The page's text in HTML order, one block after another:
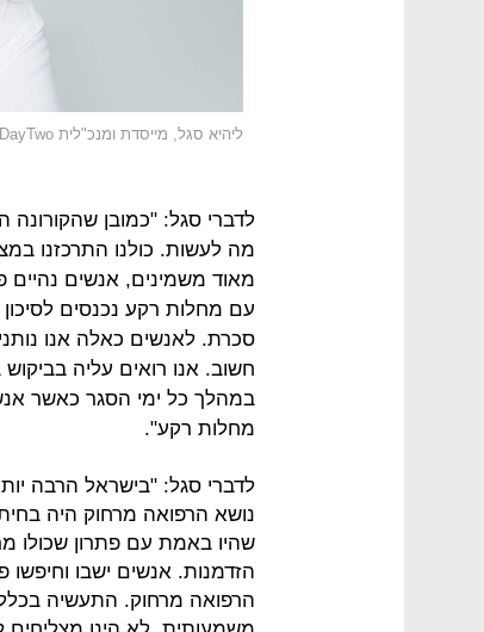
ליהיא סגל, מייסדת ומנכ"לית DayTwo
לדברי סגל: "כמובן שהקורונה
מה לעשות. כולנו התרכזנו
מאוד משמינים, אנשים נהיים
עם מחלות רקע נכנסים
סכרת. לאנשים כאלה אנו
חשוב. אנו רואים עליה
במהלך כל ימי הסגר כאשר
מחלות רקע".
לדברי סגל: "בישראל הרבה
נושא הרפואה מרחוק היה
שהיו באמת עם פתרון שכולו
הזדמנות. אנשים ישבו
הרפואה מרחוק. התעשיה